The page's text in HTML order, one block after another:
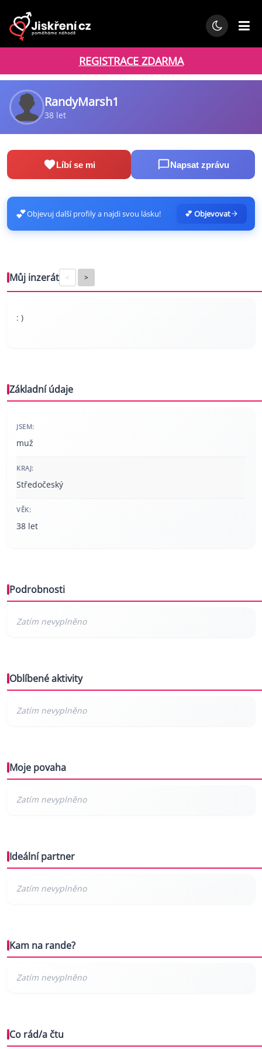
REGISTRACE ZDARMA
RandyMarsh1
38 let
Líbí se mi Napsat zprávu
💕Objevuj další profily a najdi svou lásku! 💕 Objevovat
Můj inzerát < >
: )
Základní údaje
JSEM:
muž
KRAJ:
Středočeský
VĚK:
38 let
Podrobnosti
Oblíbené aktivity
Moje povaha
Ideální partner
Kam na rande?
Co rád/a čtu